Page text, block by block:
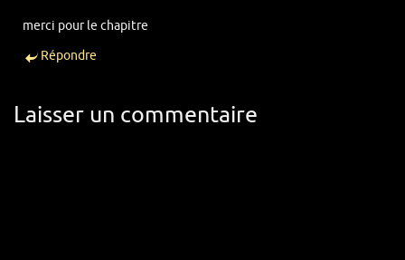
merci pour le chapitre
Répondre
Laisser un commentaire